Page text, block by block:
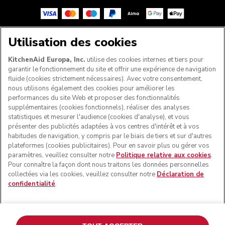
SUIVEZ-NOUS
© KitchenAid 2026 - Tous droits réservés. KitchenAid et la
forme du robot pâtissier multifonction sont des marques
commerciales aux États-Unis et ailleurs.
Politique en matière de cookies
Autres pays
Utilisation des cookies
KitchenAid Europa, Inc. utilise des cookies internes et tiers pour
garantir le fonctionnement du site et offrir une expérience de navigation
fluide (cookies strictement nécessaires). Avec votre consentement,
nous utilisons également des cookies pour améliorer les
performances du site Web et proposer des fonctionnalités
supplémentaires (cookies fonctionnels), réaliser des analyses
statistiques et mesurer l'audience (cookies d'analyse), et vous
présenter des publicités adaptées à vos centres d'intérêt et à vos
habitudes de navigation, y compris par le biais de tiers et sur d'autres
plateformes (cookies publicitaires). Pour en savoir plus ou gérer vos
paramètres, veuillez consulter notre Politique relative aux cookies.
Pour connaître la façon dont nous traitons les données personnelles
collectées via les cookies, veuillez consulter notre Déclaration de
confidentialité.